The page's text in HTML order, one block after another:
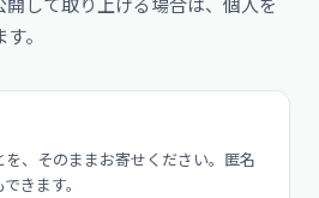
。
、そのままお寄せください。匿名
きます。